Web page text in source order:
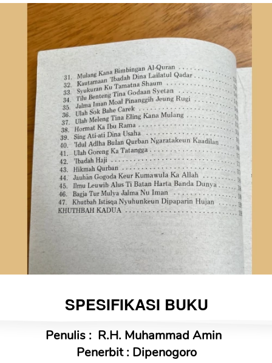
SPESIFIKASI BUKU
Penulis : R.H. Muhammad Amin
Penerbit : Dipenogoro